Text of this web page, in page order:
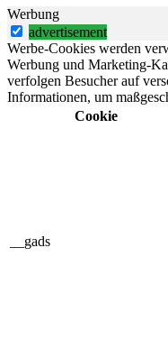
Werbung
advertisement
Werbe-Cookies werden
Werbung und Marketing-
verfolgen Besucher auf
Informationen, um
Cookie
__gads